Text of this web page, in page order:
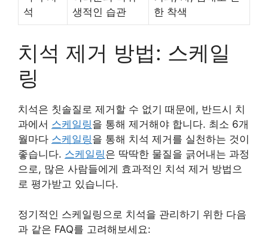
석
생적인 습관
한 착색
치석 제거 방법: 스케일
링
치석은 칫솔질로 제거할 수 없기 때문에, 반드시 치
과에서 스케일링을 통해 제거해야 합니다. 최소 6개
월마다 스케일링을 통해 치석 제거를 실천하는 것이
좋습니다. 스케일링은 딱딱한 물질을 긁어내는 과정
으로, 많은 사람들에게 효과적인 치석 제거 방법으
로 평가받고 있습니다.
정기적인 스케일링으로 치석을 관리하기 위한 다음
과 같은 FAQ를 고려해보세요: